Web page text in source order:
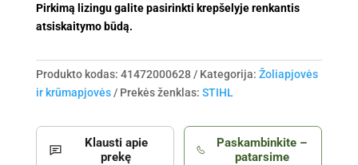
Pirkimą lizingu galite pasirinkti krepšelyje renkantis
atsiskaitymo būdą.
Produkto kodas: 41472000628 Kategorija: Žoliapjovės
ir krūmapjovės
Prekės ženklas: STIHL
Klausti apie
prekę
Paskambinkite –
patarsime